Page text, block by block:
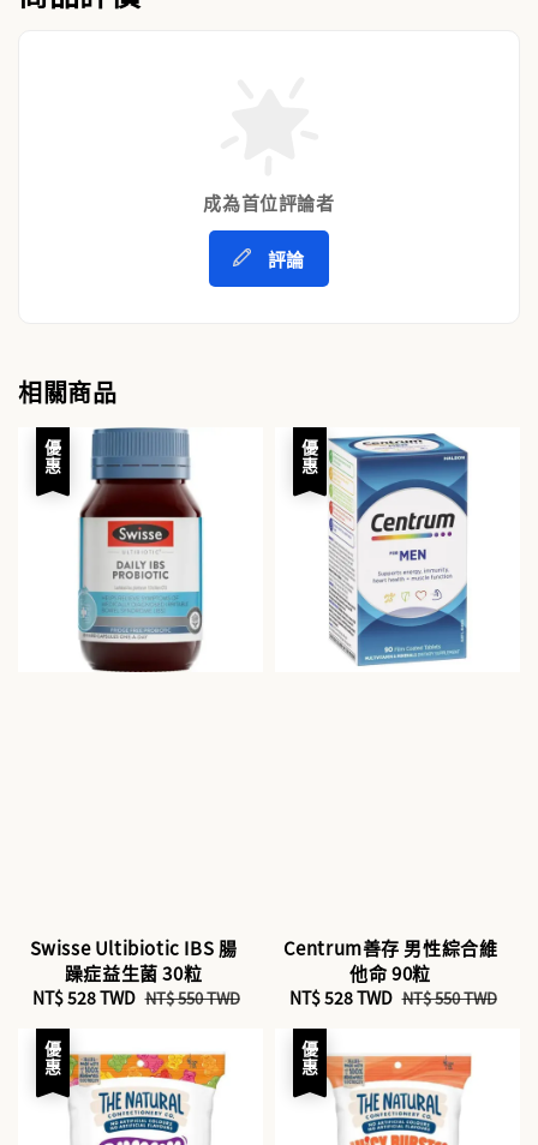
成為首位評論者
評論
相關商品
優惠
Swisse Ultibiotic IBS 腸
躁症益生菌 30粒
Sale
price
NT$ 528 TWD Regular
NT$ 550 TWD
優惠
Centrum善存 男性綜合維
他命 90粒
Sale
price
NT$ 528 TWD Regular
NT$ 550 TWD
優惠 優惠